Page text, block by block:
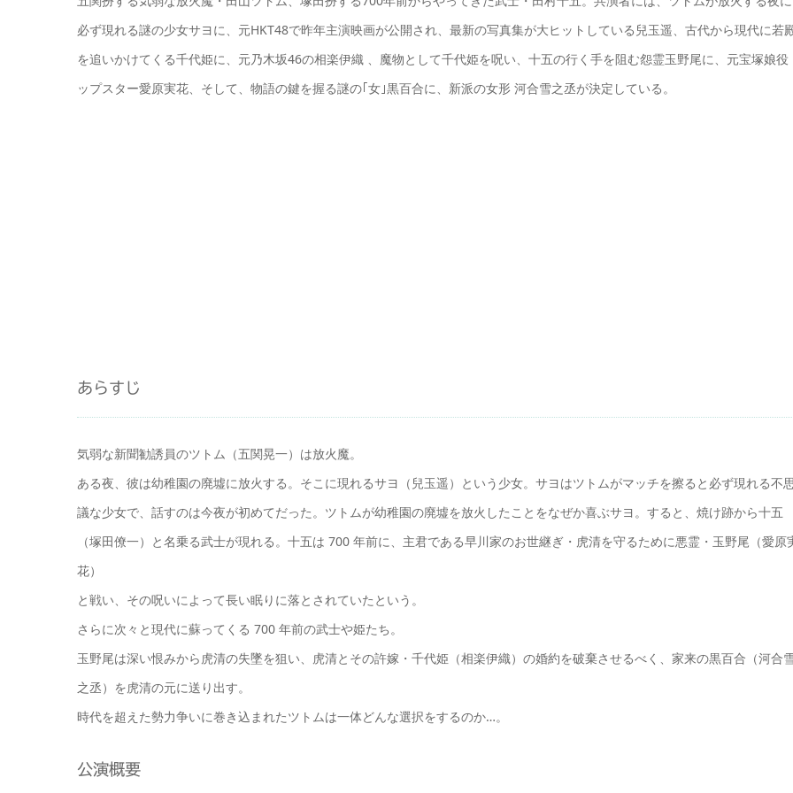
必ず現れる謎の少女サヨに、元HKT48で昨年主演映画が公開され、最新の写真集が大ヒットしている兒玉遥、古代から現代に若
を追いかけてくる千代姫に、元乃木坂46の相楽伊織 、魔物として千代姫を呪い、十五の行く手を阻む怨霊玉野尾に、元宝塚娘役
ップスター愛原実花、そして、物語の鍵を握る謎の｢女｣黒百合に、新派の女形 河合雪之丞が決定している。
あらすじ
気弱な新聞勧誘員のツトム（五関晃一）は放火魔。
ある夜、彼は幼稚園の廃墟に放火する。そこに現れるサヨ（兒玉遥）という少女。サヨはツトムがマッチを擦ると必ず現れる不
議な少女で、話すのは今夜が初めてだった。ツトムが幼稚園の廃墟を放火したことをなぜか喜ぶサヨ。すると、焼け跡から十五
（塚田僚一）と名乗る武士が現れる。十五は 700 年前に、主君である早川家のお世継ぎ・虎清を守るために悪霊・玉野尾（愛原
花）
と戦い、その呪いによって長い眠りに落とされていたという。
さらに次々と現代に蘇ってくる 700 年前の武士や姫たち。
玉野尾は深い恨みから虎清の失墜を狙い、虎清とその許嫁・千代姫（相楽伊織）の婚約を破棄させるべく、家来の黒百合（河合
之丞）を虎清の元に送り出す。
時代を超えた勢力争いに巻き込まれたツトムは一体どんな選択をするのか…。
公演概要